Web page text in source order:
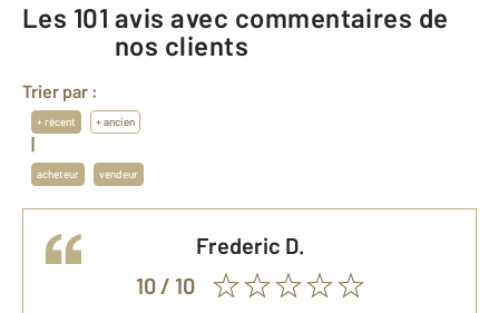
Les 101 avis avec commentaires de
nos clients
Trier par :
+ récent + ancien
|
acheteur vendeur
frederic D.
10/ 10